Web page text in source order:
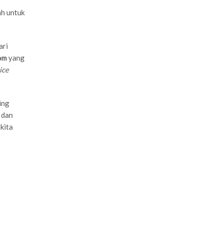
untuk
yang